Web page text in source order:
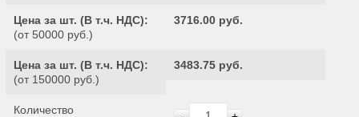
Цена за шт. (В т.ч. НДС):
(от 50000 руб.)
3716.00 руб.
Цена за шт. (В т.ч. НДС):
(от 150000 руб.)
3483.75 руб.
Количество